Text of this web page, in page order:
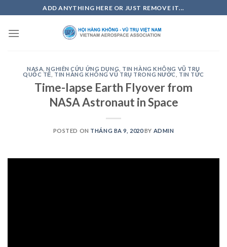
to
content
ADD ANYTHING HERE OR JUST REMOVE IT...
NASA ,NGHIÊN CỨU ỨNG DỤNG
TIN HÀNG KHÔNG VŨ TRỤ
QUỐC TẾ
TIN HÀNG KHÔNG VŨ TRỤ TRONG NƯỚC TIN TỨC
Time-lapse Earth Flyover from
NASA Astronaut in Space
POSTED ON THÁNG BA 9, 2020BY ADMIN